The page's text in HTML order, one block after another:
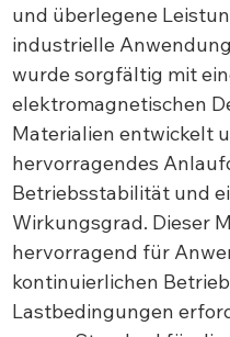
und überlegene
industrielle
wurde sorgfältig mit
elektromagnetischen
Materialien entwickelt
hervorragendes
Betriebsstabilität und
Wirkungsgrad. Dieser
hervorragend für
kontinuierlichen
Lastbedingungen